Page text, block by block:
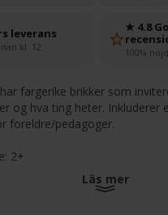
leverans
kl. 12
★ 4.8
100%
fargerike brikker som
og hva ting heter. Inkluderer
foreldre/pedagoger.
2+
Läs mer